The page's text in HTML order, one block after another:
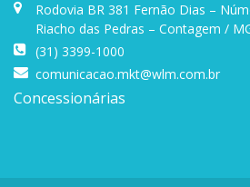
Rodovia BR 381 Fernão Dias –
Riacho das Pedras – Contagem /
(31) 3399-1000
comunicacao.mkt@wlm.com.br
Concessionárias